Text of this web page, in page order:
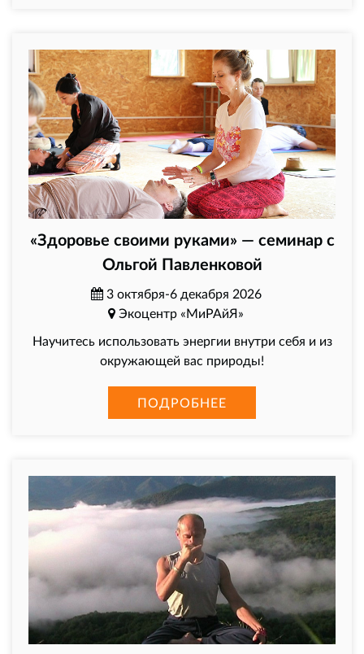
«Здоровье своими руками» — семинар с
Ольгой Павленковой
3 октября-6 декабря 2026
Экоцентр «МиРАйЯ»
Научитесь использовать энергии внутри себя и из
окружающей вас природы!
ПОДРОБНЕЕ